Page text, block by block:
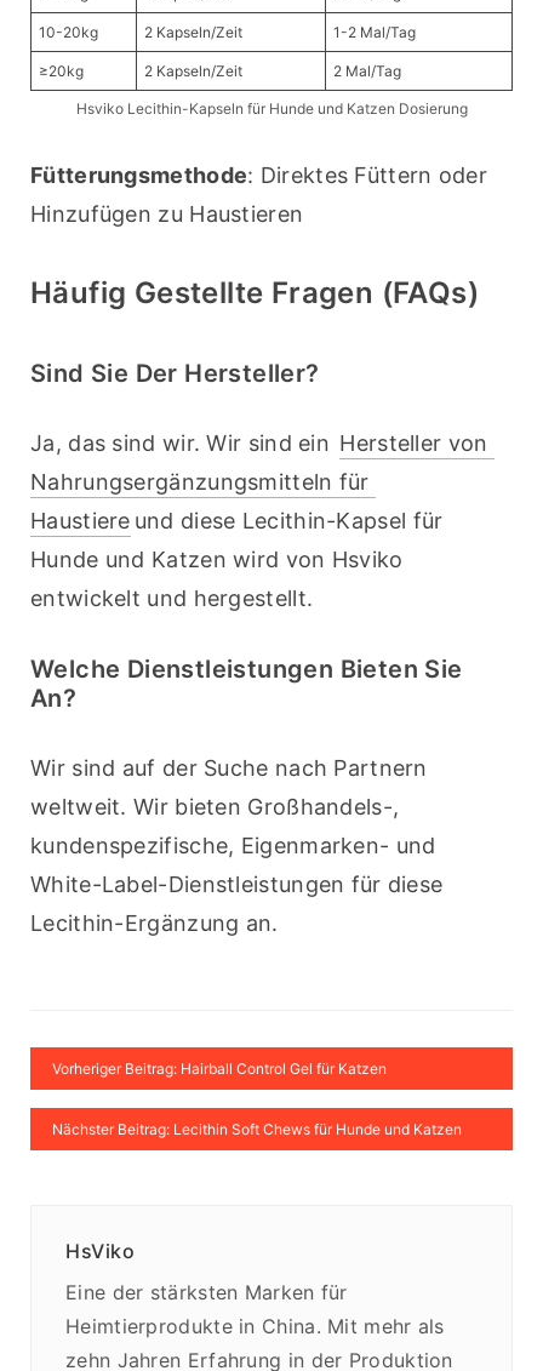
10-20kg 2 Kapseln/Zeit 1-2 Mal/Tag
≥20kg 2 Kapseln/Zeit 2 Mal/Tag
Hsviko Lecithin-Kapseln für Hunde und Katzen Dosierung
Fütterungsmethode: Direktes Füttern oder
Hinzufügen zu Haustieren
Häufig Gestellte Fragen (FAQs)
Sind Sie Der Hersteller?
Ja, das sind wir. Wir sind ein Hersteller von
Nahrungsergänzungsmitteln für
Haustiere und diese Lecithin-Kapsel für
Hunde und Katzen wird von Hsviko
entwickelt und hergestellt.
Welche Dienstleistungen Bieten Sie
An?
Wir sind auf der Suche nach Partnern
weltweit. Wir bieten Großhandels-,
kundenspezifische, Eigenmarken- und
White-Label-Dienstleistungen für diese
Lecithin-Ergänzung an.
Vorheriger Beitrag: Hairball Control Gel für Katzen
Nächster Beitrag: Lecithin Soft Chews für Hunde und Katzen
HsViko
Eine der stärksten Marken für
Heimtierprodukte in China. Mit mehr als
zehn Jahren Erfahrung in der Produktion